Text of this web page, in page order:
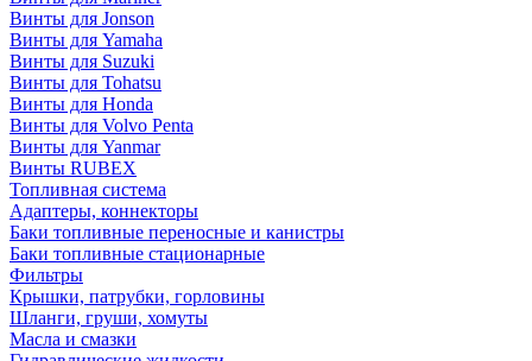
Винты для Jonson
Винты для Yamaha
Винты для Suzuki
Винты для Tohatsu
Винты для Honda
Винты для Volvo Penta
Винты для Yanmar
Винты RUBEX
Топливная система
Адаптеры, коннекторы
Баки топливные переносные и канистры
Баки топливные стационарные
Фильтры
Крышки, патрубки, горловины
Шланги, груши, хомуты
Масла и смазки